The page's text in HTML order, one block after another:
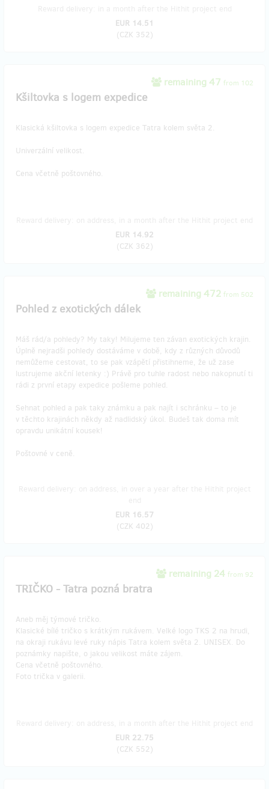
EUR 14.51
(CZK 352)
remaining 47 from 102
Kšiltovka s logem expedice
Klasická kšiltovka s logem expedice Tatra kolem světa 2.
Univerzální velikost.
Cena včetně poštovného.
EUR 14.92
(CZK 362)
remaining 472 from 502
Pohled z exotických dálek
Máš rád/a pohledy? My taky! Milujeme ten závan exotických krajin.
Úplně nejradši pohledy dostáváme v době, kdy z různých důvodů
nemůžeme cestovat, to se pak vzápětí přistihneme, že už zase
lustrujeme akční letenky :) Právě pro tuhle radost nebo nakopnutí ti
rádi z první etapy expedice pošleme pohled.
Sehnat pohled a pak taky známku a pak najít i schránku – to je
v těchto krajinách někdy až nadlidský úkol. Budeš tak doma mít
opravdu unikátní kousek!
Poštovné v ceně.
EUR 16.57
(CZK 402)
remaining 24 from 92
TRIČKO - Tatra pozná bratra
Aneb měj týmové tričko.
Klasické bílé tričko s krátkým rukávem. Velké logo TKS 2 na hrudi,
na okraji rukávu levé ruky nápis Tatra kolem světa 2. UNISEX. Do
poznámky napište, o jakou velikost máte zájem.
Cena včetně poštovného.
Foto trička v galerii.
EUR 22.75
(CZK 552)